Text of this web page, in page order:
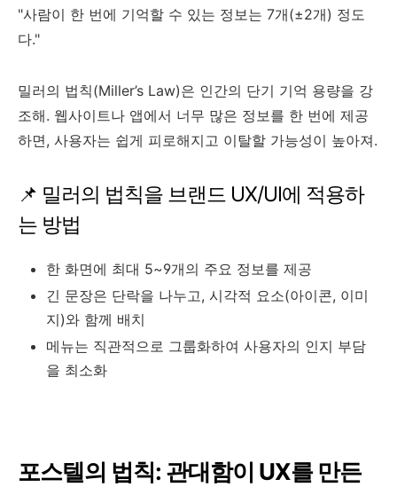
"사람이 한 번에 기억할 수 있는 정보는 7개(±2개) 정도
다."
밀러의 법칙(Miller’s Law)은 인간의 단기 기억 용량을 강
조해. 웹사이트나 앱에서 너무 많은 정보를 한 번에 제공
하면, 사용자는 쉽게 피로해지고 이탈할 가능성이 높아져.
📌 밀러의 법칙을 브랜드 UX/UI에 적용하
는 방법
한 화면에 최대 5~9개의 주요 정보를 제공
긴 문장은 단락을 나누고, 시각적 요소(아이콘, 이미
지)와 함께 배치
메뉴는 직관적으로 그룹화하여 사용자의 인지 부담
을 최소화
포스텔의 법칙: 관대함이 UX를 만든